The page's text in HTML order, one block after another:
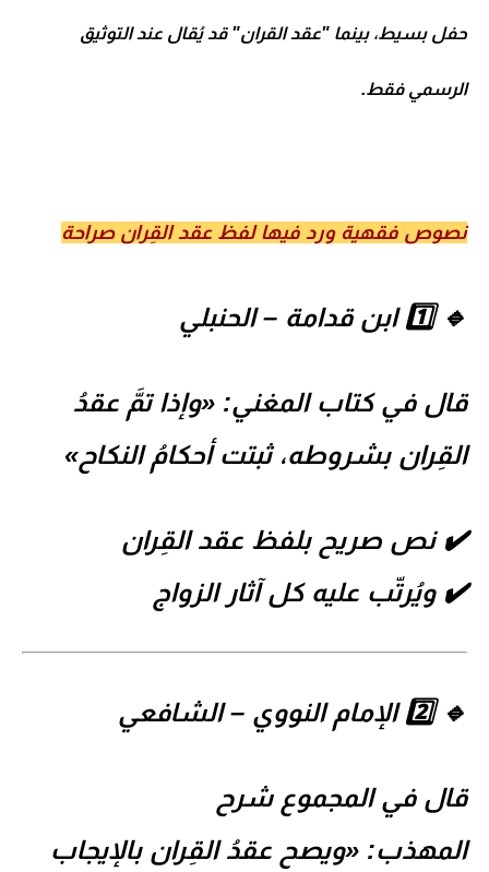
حفل بسيط، بينما "عقد القران" قد يُقال عند التوثيق
الرسمي فقط.
نصوص فقهية ورد فيها لفظ عقد القِران صراحة
🔹 1️⃣ ابن قدامة – الحنبلي
قال في كتابالمغني: «وإذا تمَّ عقدُ
القِران بشروطه، ثبتت أحكامُ النكاح»
✔️ نص صريح بلفظ عقد القِران
✔️ ويُرتّب عليه كل آثار الزواج
🔹 2️⃣ الإمام النووي – الشافعي
قال فيالمجموع شرح
المهذب: «ويصح عقدُ القِران بالإيجاب